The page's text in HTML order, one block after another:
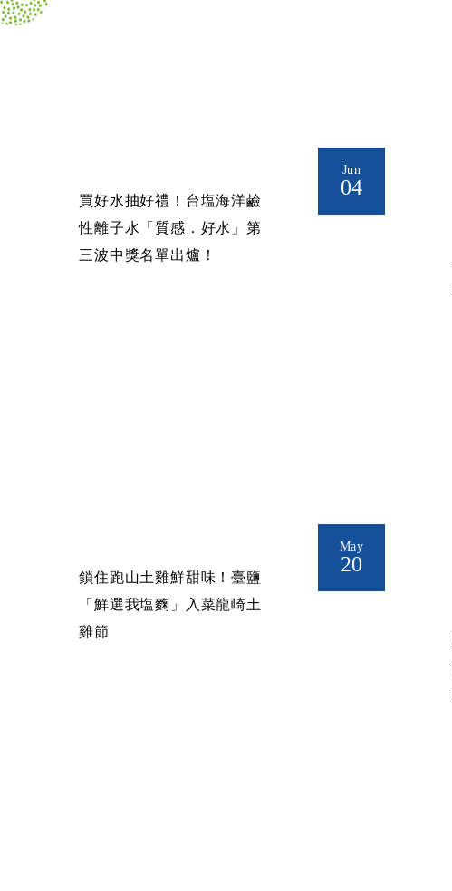
Jun
04
買好水抽好禮！台塩海洋鹼
性離子水「質感．好水」第
三波中獎名單出爐！
May
20
鎖住跑山土雞鮮甜味！臺鹽
「鮮選我塩麴」入菜龍崎土
雞節